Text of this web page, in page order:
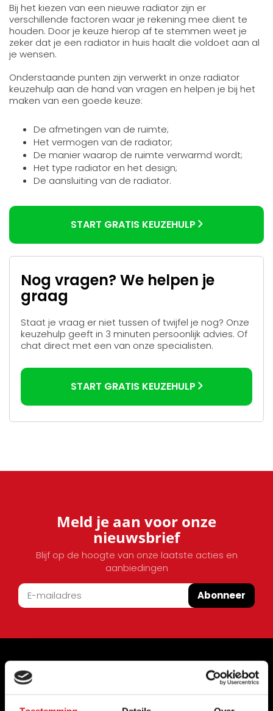
Bij het kiezen van een nieuwe radiator zijn er
verschillende factoren waar je rekening mee dient te
houden. Door je keuze hierop af te stemmen weet je
zeker dat je een radiator in huis haalt die voldoet aan al
je wensen.
Onderstaande punten zijn verwerkt in onze radiator
keuzehulp aan de hand van vragen en helpen je bij het
maken van een goede keuze:
De afmetingen van de ruimte;
Het vermogen van de radiator;
De manier waarop de ruimte verwarmd wordt;
Het type radiator en het design;
De aansluiting van de radiator.
START GRATIS KEUZEHULP
Nog vragen? We helpen je
graag
Staat je vraag er niet tussen of twijfel je nog? Onze
keuzehulp geeft in 3 minuten persoonlijk advies. Of
chat direct met een van onze specialisten.
START GRATIS KEUZEHULP
Meld je aan voor onze
nieuwsbrief
Blijf op de hoogte van onze laatste acties en
aanbiedingen
Abonneer
Informatie
Bouwvakantie